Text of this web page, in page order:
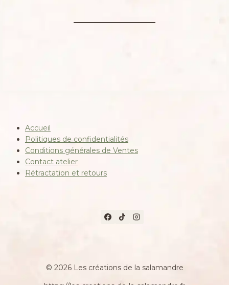
Accueil
Politiques de confidentialités
Conditions générales de Ventes
Contact atelier
Rétractation et retours
© 2026 Les créations de la salamandre